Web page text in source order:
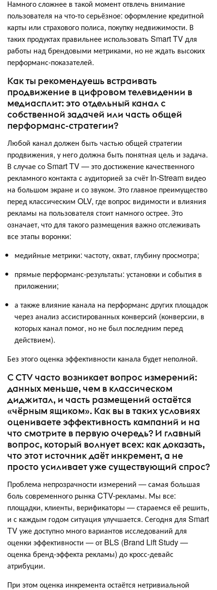
Намного сложнее в такой момент отвлечь внимание
пользователя на что-то серьёзное: оформление кредитной
карты или страхового полиса, покупку недвижимости. В
таких продуктах правильнее использовать Smart TV для
работы над брендовыми метриками, но не ждать высоких
перформанс-показателей.
Как ты рекомендуешь встраивать
продвижение в цифровом телевидении в
медиасплит: это отдельный канал с
собственной задачей или часть общей
перформанс-стратегии?
Любой канал должен быть частью общей стратегии
продвижения, у него должна быть понятная цель и задача.
В случае со Smart TV — это достижение качественного
рекламного контакта с аудиторией за счёт In-Stream видео
на большом экране и со звуком. Это главное преимущество
перед классическим OLV, где вопрос видимости и влияния
рекламы на пользователя стоит намного острее. Это
означает, что для такого размещения важно отслеживать
все этапы воронки:
медийные метрики: частоту, охват, глубину просмотра;
прямые перформанс-результаты: установки и события в
приложении;
а также влияние канала на перформанс других площадок
через анализ ассистированных конверсий (конверсии, в
которых канал помог, но не был последним перед
действием).
Без этого оценка эффективности канала будет неполной.
С CTV часто возникает вопрос измерений:
данных меньше, чем в классическом
диджитал, и часть размещений остаётся
«чёрным ящиком». Как вы в таких условиях
оцениваете эффективность кампаний и на
что смотрите в первую очередь? И главный
вопрос, который волнует всех: как доказать,
что этот источник даёт инкремент, а не
просто усиливает уже существующий спрос?
Проблема непрозрачности измерений — самая большая
боль современного рынка CTV-рекламы. Мы все:
площадки, клиенты, верификаторы — стараемся её решить,
и с каждым годом ситуация улучшается. Сегодня для Smart
TV уже доступно много вариантов исследований для
оценки эффективности — от BLS (Brand Lift Study —
оценка бренд-эффекта рекламы) до кросс-девайс
атрибуции.
При этом оценка инкремента остаётся нетривиальной